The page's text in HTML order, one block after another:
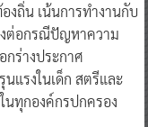
งถิ่น เน้นการทำงานกับ
งต่อกรณีปัญหาความ
กร่างประกาศ
แรงในเด็ก สตรีและ
นทุกองค์กรปกครอง